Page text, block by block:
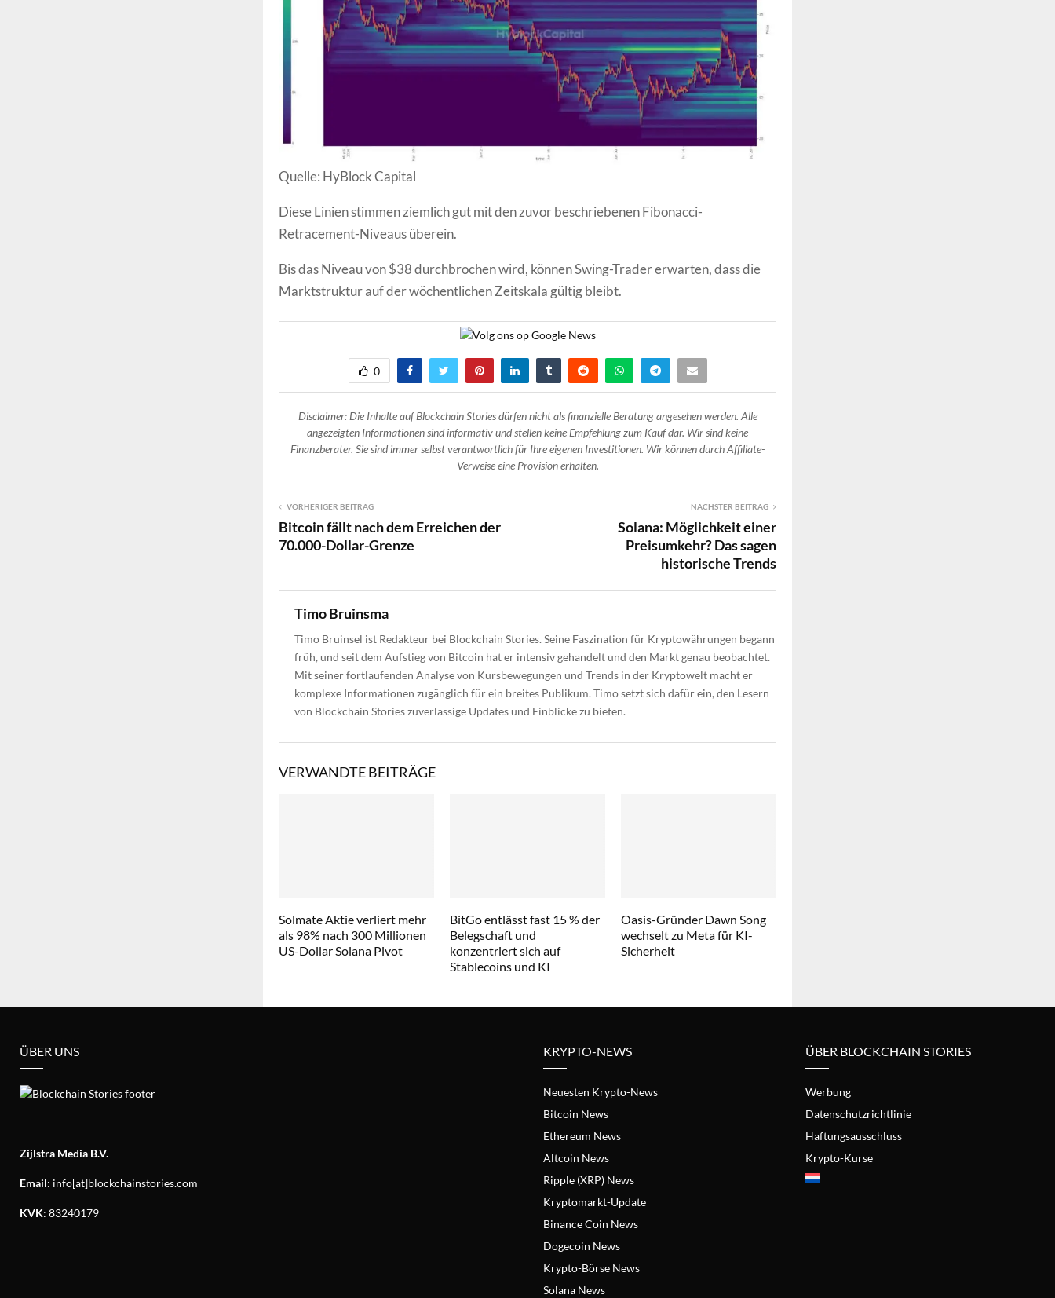
Quelle: HyBlock Capital
Diese Linien stimmen ziemlich gut mit den zuvor beschriebenen Fibonacci-
Retracement-Niveaus überein.
Bis das Niveau von $38 durchbrochen wird, können Swing-Trader erwarten, dass die
Marktstruktur auf der wöchentlichen Zeitskala gültig bleibt.
0
Disclaimer: Die Inhalte auf Blockchain Stories dürfen nicht als finanzielle Beratung angesehen werden. Alle
angezeigten Informationen sind informativ und stellen keine Empfehlung zum Kauf dar. Wir sind keine
Finanzberater. Sie sind immer selbst verantwortlich für Ihre eigenen Investitionen. Wir können durch Affiliate-
Verweise eine Provision erhalten.
VORHERIGER BEITRAG
Bitcoin fällt nach dem Erreichen der
70.000-Dollar-Grenze
NÄCHSTER BEITRAG
Solana: Möglichkeit einer
Preisumkehr? Das sagen
historische Trends
Timo Bruinsma
Timo Bruinsel ist Redakteur bei Blockchain Stories. Seine Faszination für Kryptowährungen begann
früh, und seit dem Aufstieg von Bitcoin hat er intensiv gehandelt und den Markt genau beobachtet.
Mit seiner fortlaufenden Analyse von Kursbewegungen und Trends in der Kryptowelt macht er
komplexe Informationen zugänglich für ein breites Publikum. Timo setzt sich dafür ein, den Lesern
von Blockchain Stories zuverlässige Updates und Einblicke zu bieten.
VERWANDTE BEITRÄGE
Solmate Aktie verliert mehr
als 98% nach 300 Millionen
US-Dollar Solana Pivot
BitGo entlässt fast 15 % der
Belegschaft und
konzentriert sich auf
Stablecoins und KI
Oasis-Gründer Dawn Song
wechselt zu Meta für KI-
Sicherheit
ÜBER UNS
Zijlstra Media B.V.
Email: info[at]blockchainstories.com
KVK: 83240179
KRYPTO-NEWS
Neuesten Krypto-News
Bitcoin News
Ethereum News
Altcoin News
Ripple (XRP) News
Kryptomarkt-Update
Binance Coin News
Dogecoin News
Krypto-Börse News
Solana News
ÜBER BLOCKCHAIN STORIES
Werbung
Datenschutzrichtlinie
Haftungsausschluss
Krypto-Kurse